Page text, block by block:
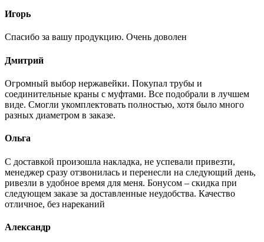
Игорь
Спасибо за вашу продукцию. Очень доволен
Дмитрий
Огромный выбор нержавейки. Покупал трубы и
соединительные краны с муфтами. Все подобрали в лучшем
виде. Смогли укомплектовать полностью, хотя было много
разных диаметром в заказе.
Ольга
С доставкой произошла накладка, не успевали привезти,
менеджер сразу отзвонилась и перенесли на следующий день,
ривезли в удобное время для меня. Бонусом – скидка при
следующем заказе за доставленные неудобства. Качество
отличное, без нареканий
Александр